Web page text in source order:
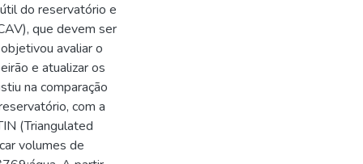
do reservatório e
que devem ser
avaliar o
e atualizar os
na comparação
com a
(Triangulated
volumes de